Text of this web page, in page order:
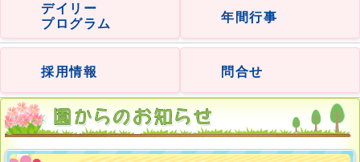
デイリー
プログラム
年間行事
採用情報 問合せ